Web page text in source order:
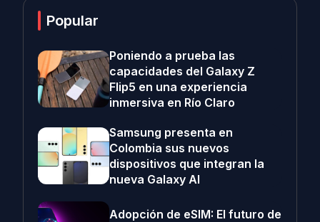
Popular
Poniendo a prueba las
capacidades del Galaxy Z
Flip5 en una experiencia
inmersiva en Río Claro
Samsung presenta en
Colombia sus nuevos
dispositivos que integran la
nueva Galaxy AI
Adopción de eSIM: El futuro de